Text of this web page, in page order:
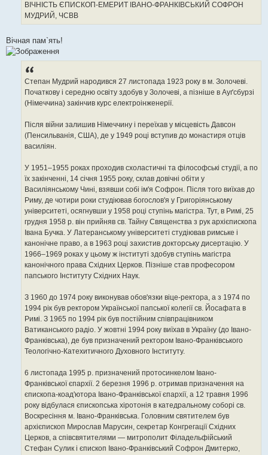
ВІЧНІСТЬ ЄПИСКОП-ЕМЕРИТ ІВАНО-ФРАНКІВСЬКИЙ СОФРОН
МУДРИЙ, ЧСВВ
Вічная пам`ять!
Степан Мудрий народився 27 листопада 1923 року в м. Золочеві.
Початкову і середню освіту здобув у Золочеві, а пізніше в Ауґсбурзі
(Німеччина) закінчив курс електроінженерії.
Після війни залишив Німеччину і переїхав у місцевість Давсон
(Пенсильванія, США), де у 1949 році вступив до монастиря отців
василіян.
У 1951–1955 роках проходив схоластичні та філософські студії, а по
їх закінченні, 14 січня 1955 року, склав довічні обіти у
Василіянському Чині, взявши собі ім'я Софрон. Після того виїхав до
Риму, де чотири роки студіював богослов'я у Григоріянському
університеті, осягнувши у 1958 році ступінь магістра. Тут, в Римі, 25
грудня 1958 р. він прийняв св. Тайну Священства з рук архієпископа
Івана Бучка. У Латеранському університеті студіював римське і
канонічне право, а в 1963 році захистив докторську дисертацію. У
1966–1969 роках у цьому ж інституті здобув ступінь магістра
канонічного права Східних Церков. Пізніше став професором
папського Інституту Східних Наук.
З 1960 до 1974 року виконував обов'язки віце-ректора, а з 1974 по
1994 рік був ректором Української папської колегії св. Йосафата в
Римі. З 1965 по 1994 рік був постійним співпрацівником
Ватиканського радіо. У жовтні 1994 року виїхав в Україну (до Івано-
Франківська), де був призначений ректором Івано-Франківського
Теологічно-Катехитичного Духовного Інституту.
6 листопада 1995 р. призначений протосинкелом Івано-
Франківської єпархії. 2 березня 1996 р. отримав призначення на
єпископа-коад'ютора Івано-Франківської єпархії, а 12 травня 1996
року відбулася єпископська хіротонія в катедральному соборі св.
Воскресіння м. Івано-Франківська. Головним святителем був
архієпископ Мирослав Марусин, секретар Конгрегації Східних
Церков, а співсвятителями — митрополит Філадельфійський
Стефан Сулик і єпископ Івано-Франківський Софрон Дмитерко,